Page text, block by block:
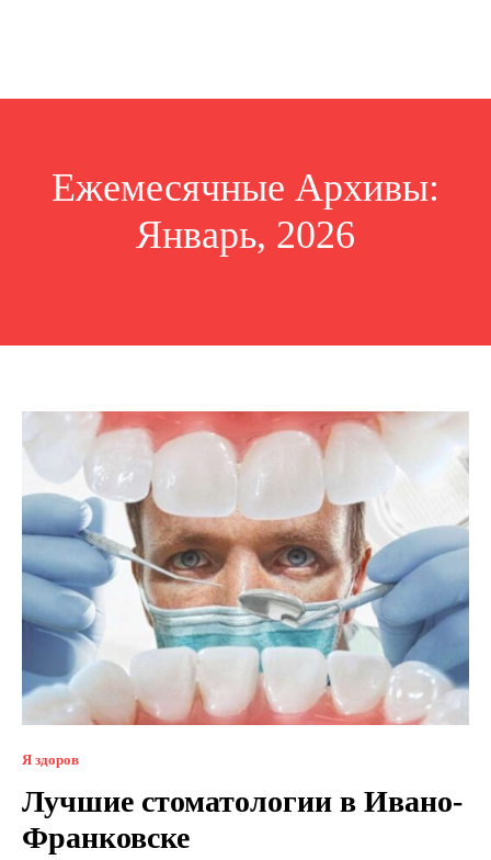
Ежемесячные Архивы:
Январь, 2026
Я здоров
Лучшие стоматологии в Ивано-
Франковске